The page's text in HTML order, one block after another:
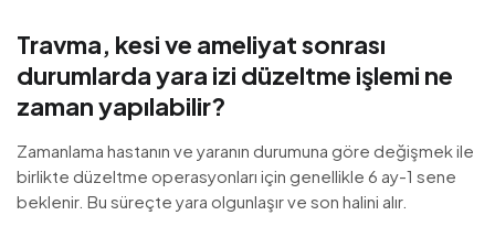
Travma, kesi ve ameliyat sonrası
durumlarda yara izi düzeltme işlemi ne
zaman yapılabilir?
Zamanlama hastanın ve yaranın durumuna göre değişmek ile
birlikte düzeltme operasyonları için genellikle 6 ay-1 sene
beklenir. Bu süreçte yara olgunlaşır ve son halini alır.